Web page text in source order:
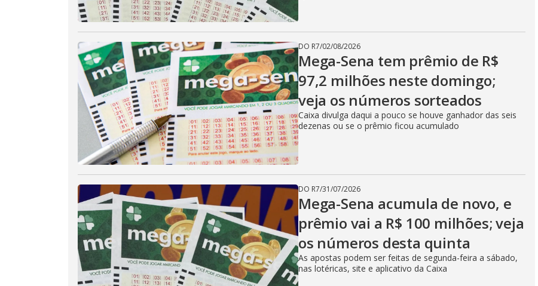
DO R7/02/08/2026
Mega-Sena tem prêmio de R$
97,2 milhões neste domingo;
veja os números sorteados
Caixa divulga daqui a pouco se houve ganhador das seis
dezenas ou se o prêmio ficou acumulado
DO R7/31/07/2026
Mega-Sena acumula de novo, e
prêmio vai a R$ 100 milhões; veja
os números desta quinta
As apostas podem ser feitas de segunda-feira a sábado,
nas lotéricas, site e aplicativo da Caixa